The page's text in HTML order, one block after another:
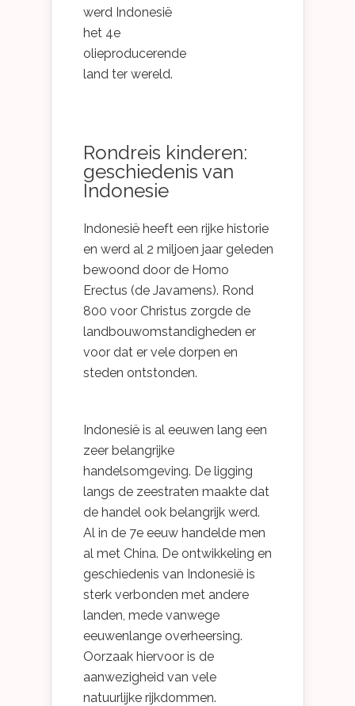
werd Indonesië
het 4e
olieproducerende
land ter wereld.
Rondreis kinderen:
geschiedenis van
Indonesie
Indonesië heeft een rijke historie
en werd al 2 miljoen jaar geleden
bewoond door de Homo
Erectus (de Javamens). Rond
800 voor Christus zorgde de
landbouwomstandigheden er
voor dat er vele dorpen en
steden ontstonden.
Indonesië is al eeuwen lang een
zeer belangrijke
handelsomgeving. De ligging
langs de zeestraten maakte dat
de handel ook belangrijk werd.
Al in de 7e eeuw handelde men
al met China. De ontwikkeling en
geschiedenis van Indonesië is
sterk verbonden met andere
landen, mede vanwege
eeuwenlange overheersing.
Oorzaak hiervoor is de
aanwezigheid van vele
natuurlijke rijkdommen.